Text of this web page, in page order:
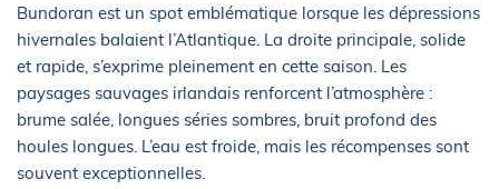
Bundoran est un spot emblématique lorsque les dépressions
hivernales balaient l’Atlantique. La droite principale, solide
et rapide, s’exprime pleinement en cette saison. Les
paysages sauvages irlandais renforcent l’atmosphère :
brume salée, longues séries sombres, bruit profond des
houles longues. L’eau est froide, mais les récompenses sont
souvent exceptionnelles.